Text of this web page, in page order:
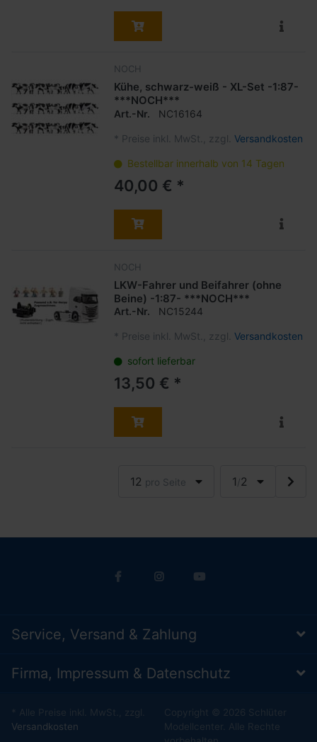
NOCH
Kühe, schwarz-weiß - XL-Set -1:87-
***NOCH***
Art.-Nr. NC16164
* Preise inkl. MwSt., zzgl. Versandkosten
Bestellbar innerhalb von 14 Tagen
40,00 € *
NOCH
LKW-Fahrer und Beifahrer (ohne
Beine) -1:87- ***NOCH***
Art.-Nr. NC15244
* Preise inkl. MwSt., zzgl. Versandkosten
sofort lieferbar
13,50 € *
12 pro Seite 1/2
Service, Versand & Zahlung
Firma, Impressum & Datenschutz
* Alle Preise inkl. MwSt., zzgl.
Versandkosten
Copyright © 2026 Schlüter
Modellcenter. Alle Rechte